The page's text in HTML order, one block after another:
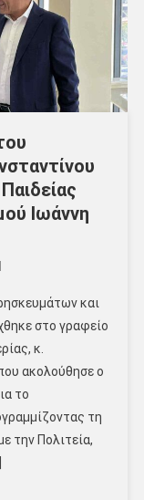
Ιωάννη
και
στο γραφείο
κ.
ακολούθησε ο
το
τη
την Πολιτεία,